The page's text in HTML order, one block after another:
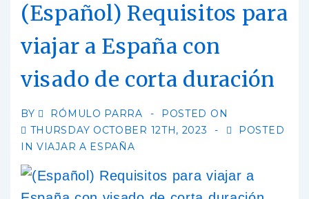
(Español) Requisitos para
viajar a España con
visado de corta duración
BY RÓMULO PARRA
POSTED ON
THURSDAY OCTOBER 12TH, 2023
INVIAJAR A ESPAÑA